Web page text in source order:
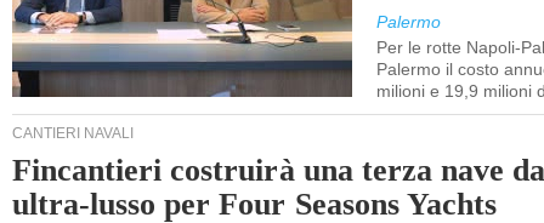
Palermo
Per le rotte Napoli-
Palermo il costo
milioni e 19,9 milioni
CANTIERI NAVALI
Fincantieri costruirà una terza nave
ultra-lusso per Four Seasons Yachts